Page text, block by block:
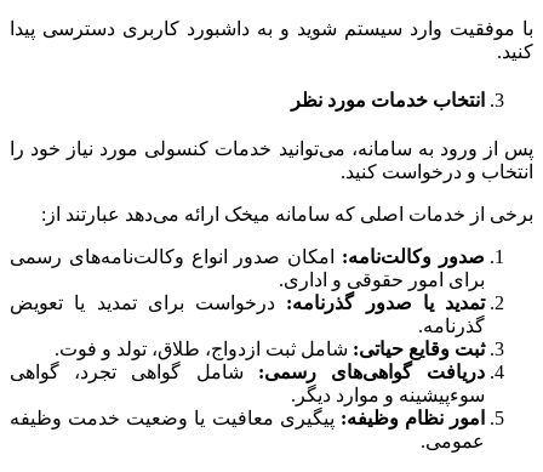
با موفقیت وارد سیستم شوید و به داشبورد کاربری دسترسی پیدا
کنید.
انتخاب خدمات مورد نظر
پس از ورود به سامانه، می‌توانید خدمات کنسولی مورد نیاز خود را
انتخاب و درخواست کنید.
برخی از خدمات اصلی که سامانه میخک ارائه می‌دهد عبارتند از:
صدور وکالت‌نامه: امکان صدور انواع وکالت‌نامه‌های رسمی
برای امور حقوقی و اداری.
تمدید یا صدور گذرنامه: درخواست برای تمدید یا تعویض
گذرنامه.
ثبت وقایع حیاتی: شامل ثبت ازدواج، طلاق، تولد و فوت.
دریافت گواهی‌های رسمی: شامل گواهی تجرد، گواهی
سوءپیشینه و موارد دیگر.
امور نظام وظیفه: پیگیری معافیت یا وضعیت خدمت وظیفه
عمومی.